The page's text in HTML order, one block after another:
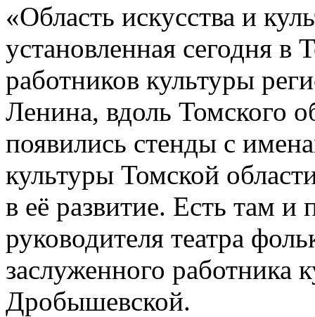
«Область искусства и
установленная сегодня в
работников культуры
Ленина, вдоль Томского
появились стенды с
культуры Томской
в её развитие. Есть там и
руководителя театра
заслуженного работника
Дробышевской.